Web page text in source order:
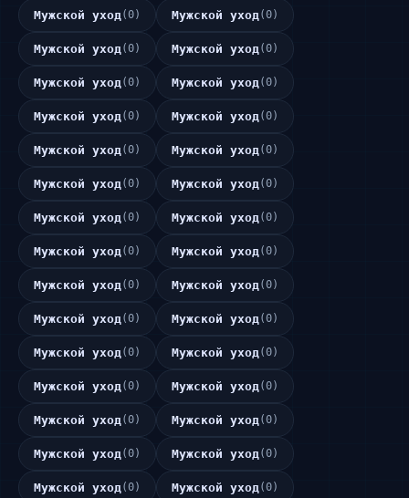
Мужской уход(0) Мужской уход(0)
Мужской уход(0) Мужской уход(0)
Мужской уход(0) Мужской уход(0)
Мужской уход(0) Мужской уход(0)
Мужской уход(0) Мужской уход(0)
Мужской уход(0) Мужской уход(0)
Мужской уход(0) Мужской уход(0)
Мужской уход(0) Мужской уход(0)
Мужской уход(0) Мужской уход(0)
Мужской уход(0) Мужской уход(0)
Мужской уход(0) Мужской уход(0)
Мужской уход(0) Мужской уход(0)
Мужской уход(0) Мужской уход(0)
Мужской уход(0) Мужской уход(0)
Мужской уход(0) Мужской уход(0)